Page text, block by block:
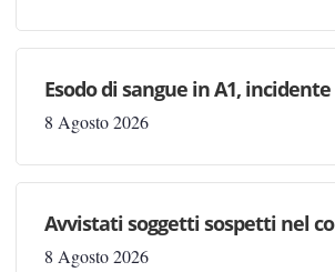
Esodo di sangue in A1,
8 Agosto 2026
Avvistati soggetti sospetti nel
8 Agosto 2026